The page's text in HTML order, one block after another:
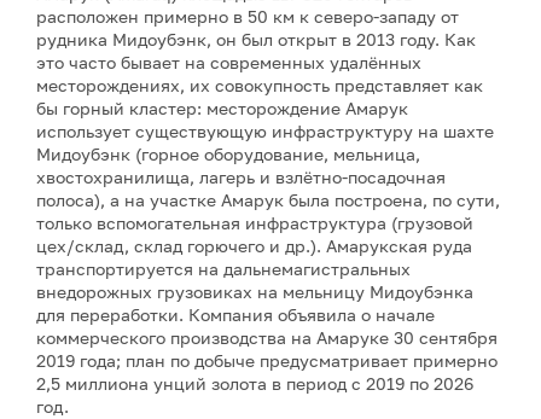
расположен примерно в 50 км к северо-западу от
рудника Мидоубэнк, он был открыт в 2013 году. Как
это часто бывает на современных удалённых
месторождениях, их совокупность представляет как
бы горный кластер: месторождение Амарук
использует существующую инфраструктуру на шахте
Мидоубэнк (горное оборудование, мельница,
хвостохранилища, лагерь и взлётно-посадочная
полоса), а на участке Амарук была построена, по сути,
только вспомогательная инфраструктура (грузовой
цех/склад, склад горючего и др.). Амарукская руда
транспортируется на дальнемагистральных
внедорожных грузовиках на мельницу Мидоубэнка
для переработки. Компания объявила о начале
коммерческого производства на Амаруке 30 сентября
2019 года; план по добыче предусматривает примерно
2,5 миллиона унций золота в период с 2019 по 2026
год.